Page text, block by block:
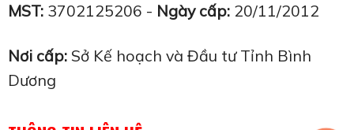
MST: 3702125206 - Ngày cấp: 20/11/2012
Nơi cấp: Sở Kế hoạch và Đầu tư Tỉnh Bình
Dương